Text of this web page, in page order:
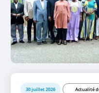
30 juillet 2026 Actualité